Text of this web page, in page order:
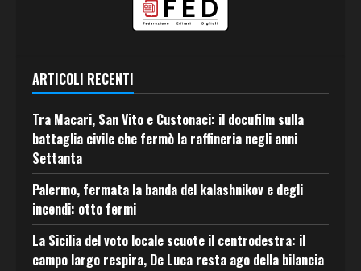
ARTICOLI RECENTI
Tra Macari, San Vito e Custonaci: il docufilm sulla
battaglia civile che fermò la raffineria negli anni
Settanta
Palermo, fermata la banda del kalashnikov e degli
incendi: otto fermi
La Sicilia del voto locale scuote il centrodestra: il
campo largo respira, De Luca resta ago della bilancia